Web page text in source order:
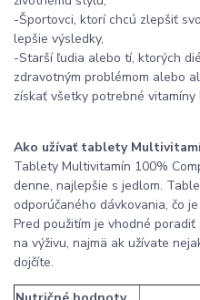
-Športovci, ktorí chcú zlepšiť
lepšie výsledky,
-Starší ľudia alebo tí, ktorých
zdravotným problémom alebo
získať všetky potrebné vitamíny
Ako užívať tablety
Tablety Multivitamín 100%
denne, najlepšie s jedlom.
odporúčaného dávkovania, čo
Pred použitím je vhodné
na výživu, najmä ak užívate
dojčíte.